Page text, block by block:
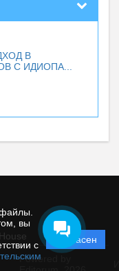
вы
с
Согласен
В
С ИДИОПА...
Powered by